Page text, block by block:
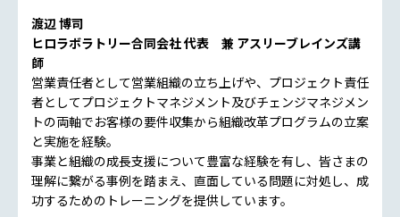
渡辺 博司
ヒロラボラトリー合同会社 代表 兼 アスリーブレインズ講
師
営業責任者として営業組織の立ち上げや、プロジェクト責任
者としてプロジェクトマネジメント及びチェンジマネジメン
トの両軸でお客様の要件収集から組織改革プログラムの立案
と実施を経験。
事業と組織の成長支援について豊富な経験を有し、皆さまの
理解に繋がる事例を踏まえ、直面している問題に対処し、成
功するためのトレーニングを提供しています。